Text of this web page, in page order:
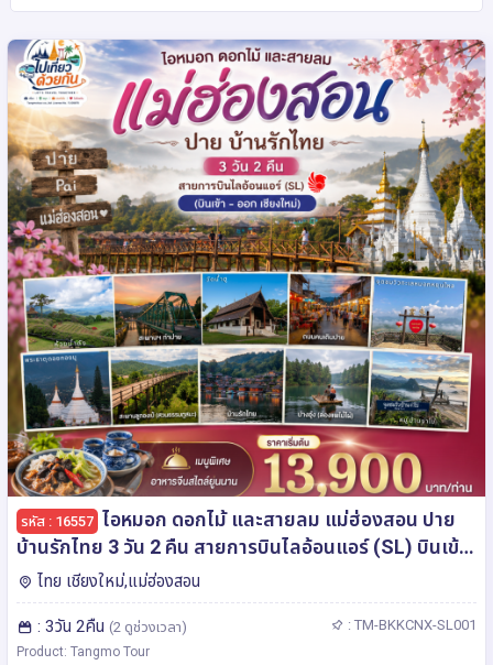
รหัส : 16557 ไอหมอก ดอกไม้ และสายลม แม่ฮ่องสอน ปาย
บ้านรักไทย 3 วัน 2 คืน สายการบินไลอ้อนแอร์ (SL) บินเข้า
-ออกเชียงใหม่
ไทย เชียงใหม่,แม่ฮ่องสอน
: 3วัน 2คืน (2 ดูช่วงเวลา) : TM-BKKCNX-SL001
Product: Tangmo Tour